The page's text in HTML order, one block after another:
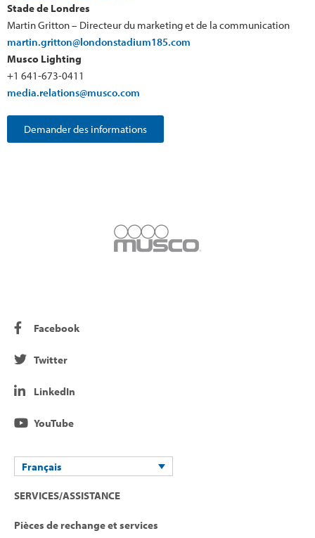
Stade de Londres
Martin Gritton – Directeur du marketing et de la communication
martin.gritton@londonstadium185.com
Musco Lighting
+1 641-673-0411
media.relations@musco.com
Demander des informations
Facebook
Twitter
LinkedIn
YouTube
Français
SERVICES/ASSISTANCE
Pièces de rechange et services